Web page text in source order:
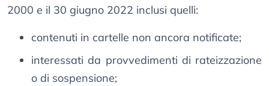
2000 e il 30 giugno 2022 inclusi quelli:
contenuti in cartelle non ancora notificate;
interessati da provvedimenti di rateizzazione
o di sospensione;